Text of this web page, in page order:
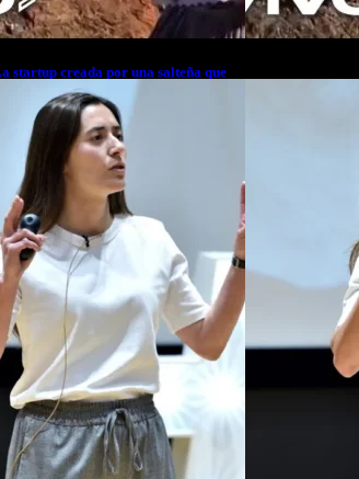
startup creada por una salteña que
resolver el estrés financiero en